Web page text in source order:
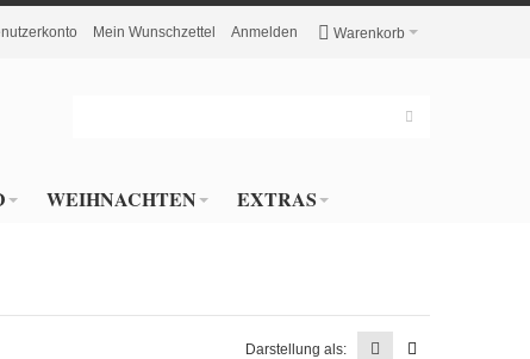
Warenkorb
Mein Wunschzettel Anmelden
WEIHNACHTEN EXTRAS
Darstellung als: